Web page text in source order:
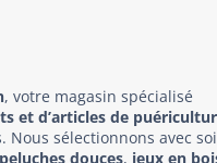
, votre magasin spécialisé
et d’articles de
Nous sélectionnons avec
peluches douces, jeux en